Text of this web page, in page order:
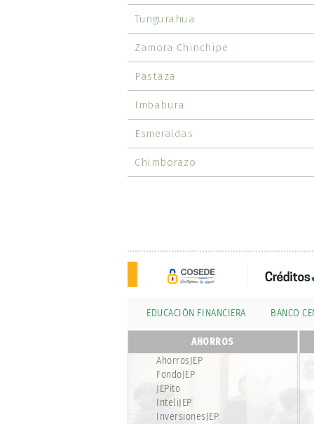
Tungurahua
Zamora Chinchipe
Pastaza
Imbabura
Esmeraldas
Chimborazo
EDUCACIÓN FINANCIERA BANCO
AHORROS
AhorrosJEP
FondoJEP
JEPito
InteliJEP
InversionesJEP